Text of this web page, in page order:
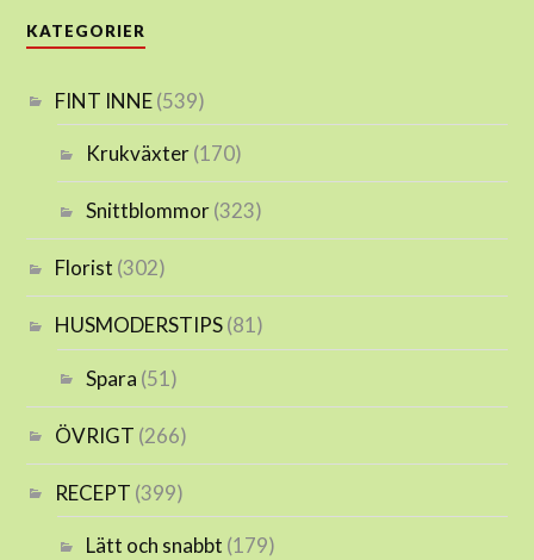
KATEGORIER
FINT INNE(539)
Krukväxter(170)
Snittblommor(323)
Florist (302)
HUSMODERSTIPS(81)
Spara (51)
ÖVRIGT (266)
RECEPT (399)
Lätt och snabbt (179)